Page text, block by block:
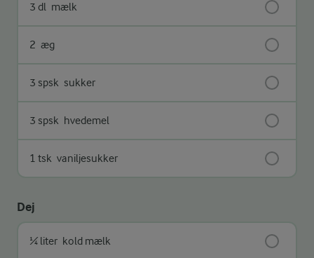
3 dl mælk
2 æg
3 spsk sukker
3 spsk hvedemel
1 tsk vaniljesukker
Dej
¼ liter kold mælk